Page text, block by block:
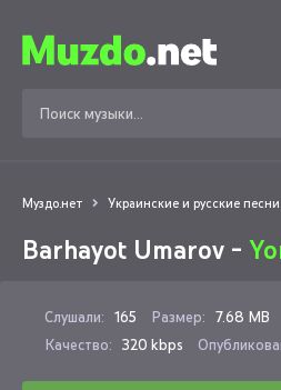
Муздо.нет Украинские и русские песни
Barhayot Umarov -
Слушали: 165 Размер: 7.68 MB
Качество: 320 kbps